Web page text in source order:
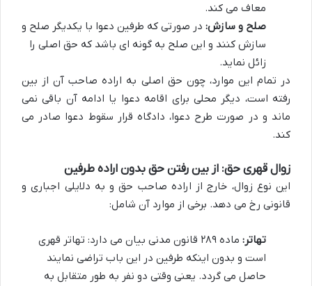
معاف می کند.
صلح و سازش: در صورتی که طرفین دعوا با یکدیگر صلح و
سازش کنند و این صلح به گونه ای باشد که حق اصلی را
زائل نماید.
در تمام این موارد، چون حق اصلی به اراده صاحب آن از بین
رفته است، دیگر محلی برای اقامه دعوا یا ادامه آن باقی نمی
ماند و در صورت طرح دعوا، دادگاه قرار سقوط دعوا صادر می
کند.
زوال قهری حق: از بین رفتن حق بدون اراده طرفین
این نوع زوال، خارج از اراده صاحب حق و به دلایلی اجباری و
قانونی رخ می دهد. برخی از موارد آن شامل:
تهاتر:
ماده ۲۸۹ قانون مدنی بیان می دارد: تهاتر قهری
است و بدون اینکه طرفین در این باب تراضی نمایند
حاصل می گردد. یعنی وقتی دو نفر به طور متقابل به